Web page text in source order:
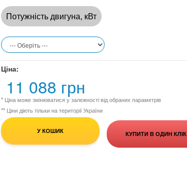
Потужність двигуна, кВт
Ціна:
11 088 грн
* Ціна може змінюватися у залежності від обраних параметрів
** Ціни діють тільки на території України
У КОШИК КУПИТИ В ОДИН КЛІК